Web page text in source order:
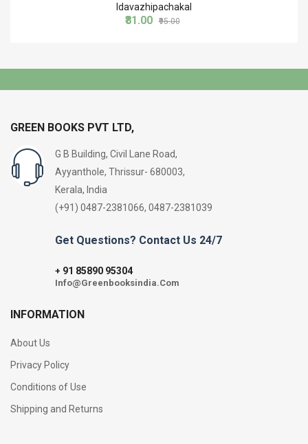
Idavazhipachakal
₹81.00 ₹95.00
GREEN BOOKS PVT LTD,
G B Building, Civil Lane Road,
Ayyanthole, Thrissur- 680003,
Kerala, India
(+91) 0487-2381066, 0487-2381039
Get Questions? Contact Us 24/7
+ 91 85890 95304
Info@Greenbooksindia.Com
INFORMATION
About Us
Privacy Policy
Conditions of Use
Shipping and Returns